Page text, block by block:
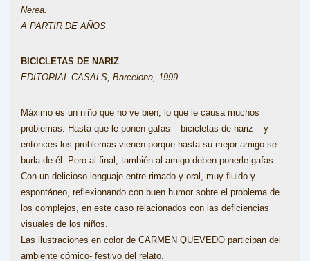
Nerea.
A PARTIR DE AÑOS
BICICLETAS DE NARIZ
EDITORIAL CASALS, Barcelona, 1999
Máximo es un niño que no ve bien, lo que le causa muchos
problemas. Hasta que le ponen gafas – bicicletas de nariz – y
entonces los problemas vienen porque hasta su mejor amigo se
burla de él. Pero al final, también al amigo deben ponerle gafas.
Con un delicioso lenguaje entre rimado y oral, muy fluido y
espontáneo, reflexionando con buen humor sobre el problema de
los complejos, en este caso relacionados con las deficiencias
visuales de los niños.
Las ilustraciones en color de CARMEN QUEVEDO participan del
ambiente cómico- festivo del relato.